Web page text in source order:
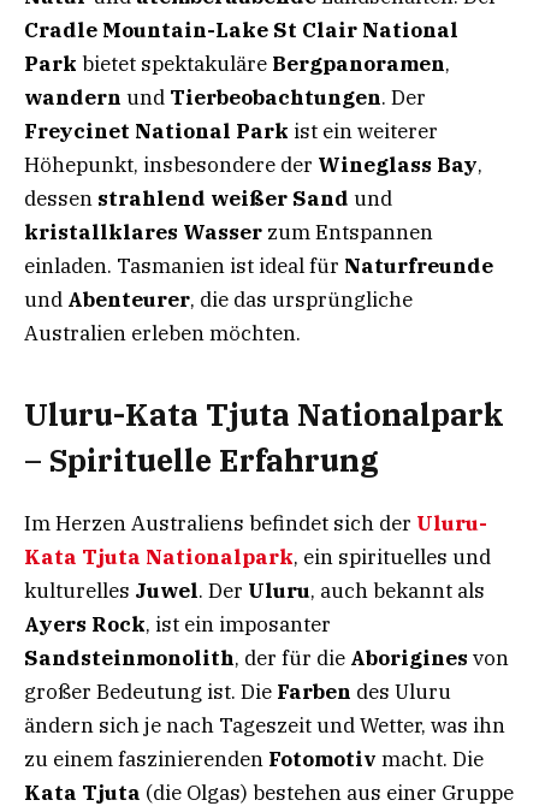
Cradle Mountain-Lake St Clair National
Park bietet spektakuläre Bergpanoramen,
wandern und Tierbeobachtungen. Der
Freycinet National Park ist ein weiterer
Höhepunkt, insbesondere der Wineglass Bay,
dessen strahlend weißer Sand und
kristallklares Wasser zum Entspannen
einladen. Tasmanien ist ideal für Naturfreunde
und Abenteurer, die das ursprüngliche
Australien erleben möchten.
Uluru-Kata Tjuta Nationalpark
– Spirituelle Erfahrung
Im Herzen Australiens befindet sich der Uluru-
Kata Tjuta Nationalpark, ein spirituelles und
kulturelles Juwel. Der Uluru, auch bekannt als
Ayers Rock, ist ein imposanter
Sandsteinmonolith, der für die Aborigines von
großer Bedeutung ist. Die Farben des Uluru
ändern sich je nach Tageszeit und Wetter, was ihn
zu einem faszinierenden Fotomotiv macht. Die
Kata Tjuta (die Olgas) bestehen aus einer Gruppe